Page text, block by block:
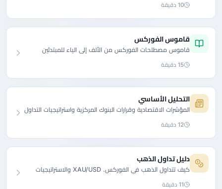
10 دقيقة
قاموس الفوركس
قاموس مصطلحات الفوركس من الألف إلى الياء للمبتدئين
15 دقيقة
التحليل الأساسي
المؤشرات الاقتصادية وقرارات البنوك المركزية واستراتيجيات التداول
12 دقيقة
دليل تداول الذهب
كيف تتداول الذهب في الفوركس. XAU/USD والاستراتيجيات
11 دقيقة